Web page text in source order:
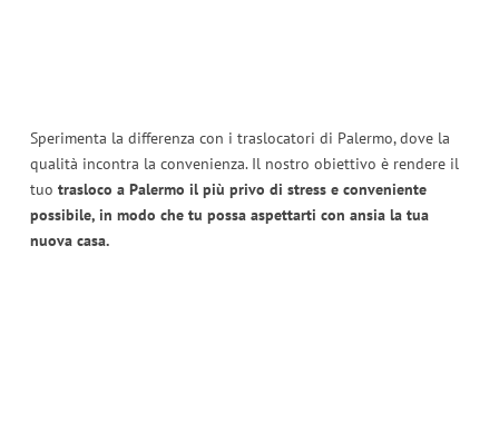
Sperimenta la differenza con i traslocatori di Palermo, dove la
qualità incontra la convenienza. Il nostro obiettivo è rendere il
tuo trasloco a Palermo il più privo di stress e conveniente
possibile, in modo che tu possa aspettarti con ansia la tua
nuova casa.